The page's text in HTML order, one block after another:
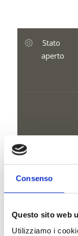
Consenso
Questo sito web
Utilizziamo i
Stato
aperto
V